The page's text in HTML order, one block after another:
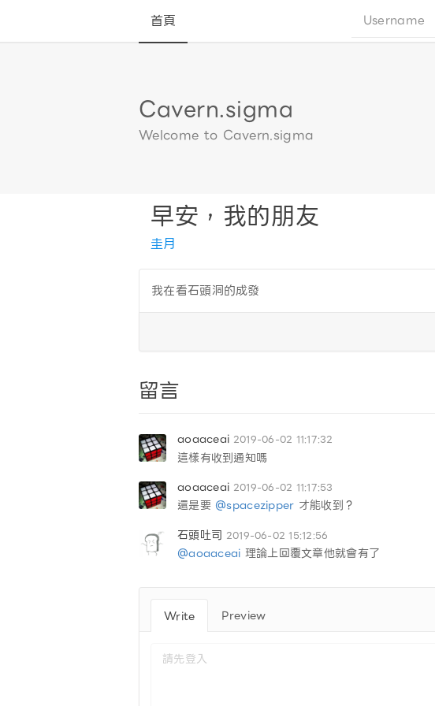
首頁
Cavern.sigma
Welcome to Cavern.sigma
早安，我的朋友
圭月
我在看石頭洞的成發
留言
aoaaceai 2019-06-02 11:17:32
這樣有收到通知嗎
aoaaceai 2019-06-02 11:17:53
還是要 @spacezipper 才能收到？
石頭吐司 2019-06-02 15:12:56
@aoaaceai 理論上回覆文章他就會有了
Write Preview